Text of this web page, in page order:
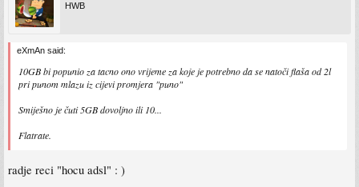
HWB
eXmAn said:
10GB bi popunio za tacno ono vrijeme za koje je potrebno da se natoči flaša od 2l
pri punom mlazu iz cijevi promjera "puno"
Smiješno je čuti 5GB dovoljno ili 10...
Flatrate.
radje reci "hocu adsl" : )